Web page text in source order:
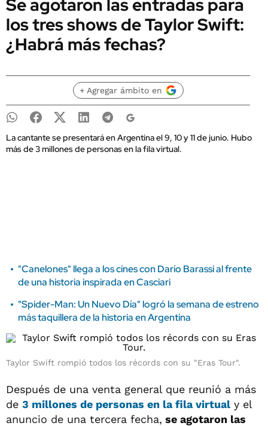
Se agotaron las entradas para
los tres shows de Taylor Swift:
¿Habrá más fechas?
+ Agregar ámbito en
La cantante se presentará en Argentina el 9, 10 y 11 de junio. Hubo
más de 3 millones de personas en la fila virtual.
"Canelones" llega a los cines con Darío Barassi al frente
de una historia inspirada en Casciari
"Spider-Man: Un Nuevo Día" logró la semana de estreno
más taquillera de la historia en Argentina
Taylor Swift rompió todos los récords con su "Eras Tour".
Después de una venta general que reunió a más
de 3 millones de personas en la fila virtual y el
anuncio de una tercera fecha, se agotaron las